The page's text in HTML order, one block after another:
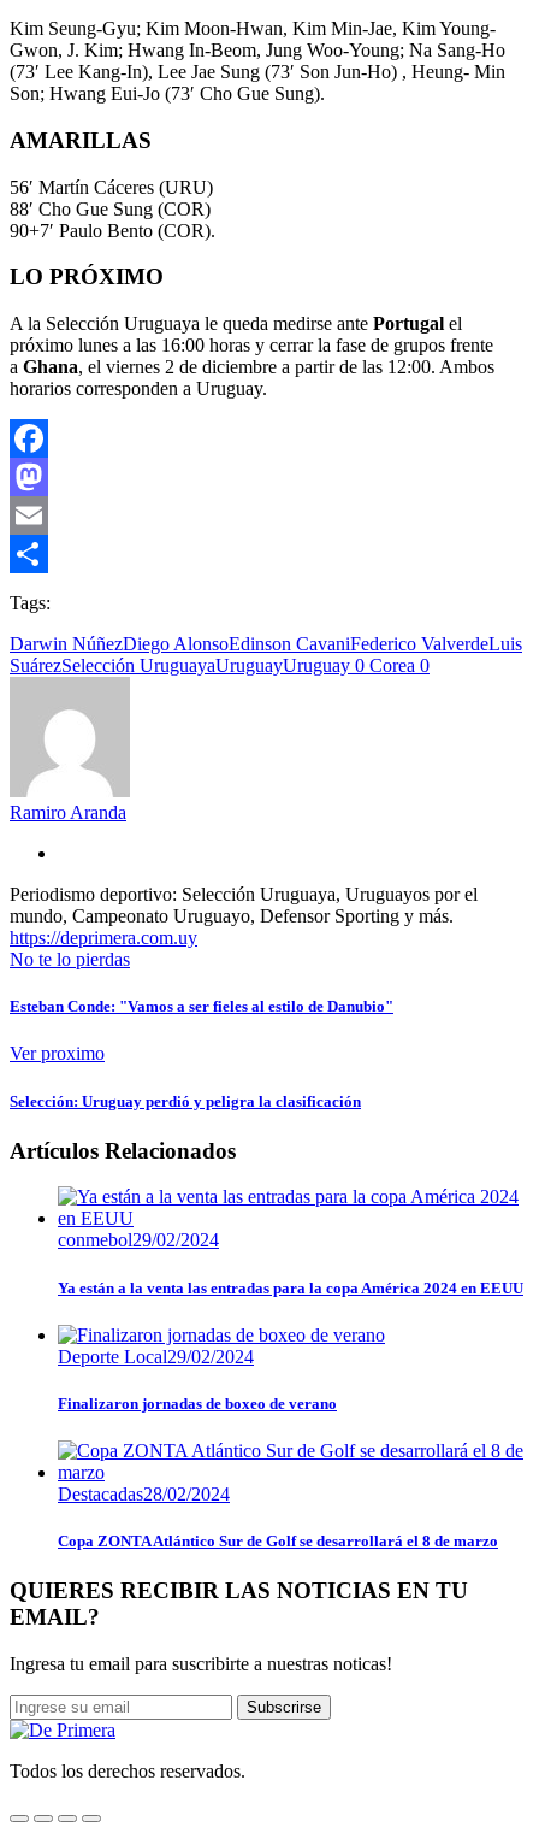
Kim Seung-Gyu; Kim Moon-Hwan, Kim Min-Jae, Kim Young-
Gwon, J. Kim; Hwang In-Beom, Jung Woo-Young; Na Sang-Ho
(73′ Lee Kang-In), Lee Jae Sung (73′ Son Jun-Ho) , Heung- Min
Son; Hwang Eui-Jo (73′ Cho Gue Sung).
AMARILLAS
56′ Martín Cáceres (URU)
88′ Cho Gue Sung (COR)
90+7′ Paulo Bento (COR).
LO PRÓXIMO
A la Selección Uruguaya le queda medirse ante Portugal el
próximo lunes a las 16:00 horas y cerrar la fase de grupos frente
a Ghana, el viernes 2 de diciembre a partir de las 12:00. Ambos
horarios corresponden a Uruguay.
Facebook
Mastodon
Email
Compartir
Tags:
Darwin NúñezDiego AlonsoEdinson CavaniFederico ValverdeLuis
SuárezSelección UruguayaUruguayUruguay 0 Corea 0
Ramiro Aranda
Periodismo deportivo: Selección Uruguaya, Uruguayos por el
mundo, Campeonato Uruguayo, Defensor Sporting y más.
https://deprimera.com.uy
No te lo pierdas
Esteban Conde: "Vamos a ser fieles al estilo de Danubio"
Ver proximo
Selección: Uruguay perdió y peligra la clasificación
Artículos Relacionados
conmebol29/02/2024
Ya están a la venta las entradas para la copa América 2024 en EEUU
Deporte Local29/02/2024
Finalizaron jornadas de boxeo de verano
Destacadas28/02/2024
Copa ZONTA Atlántico Sur de Golf se desarrollará el 8 de marzo
QUIERES RECIBIR LAS NOTICIAS EN TU
EMAIL?
Ingresa tu email para suscribirte a nuestras noticas!
Subscrirse
Todos los derechos reservados.